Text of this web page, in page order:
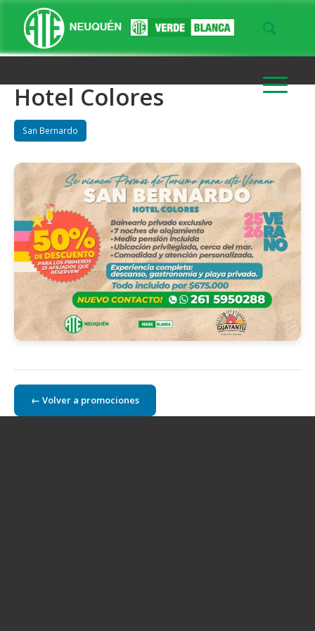
Hotel Colores
San Bernardo
← Volver a promociones